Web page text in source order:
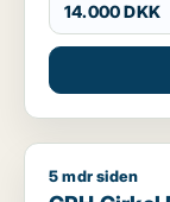
14.000 DKK
CPH Cirkel
5 mdr siden